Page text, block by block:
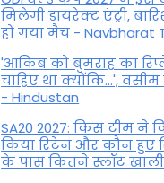
मिलेगी डायरेक्ट एंट्री,
हो गया मैच - Navbharat
'आकिब को बुमराह का
चाहिए था क्योंकि...',
- Hindustan
SA20 2027: किस टीम ने
किया रिटेन और कौन हुए
के पास कितने स्लॉट